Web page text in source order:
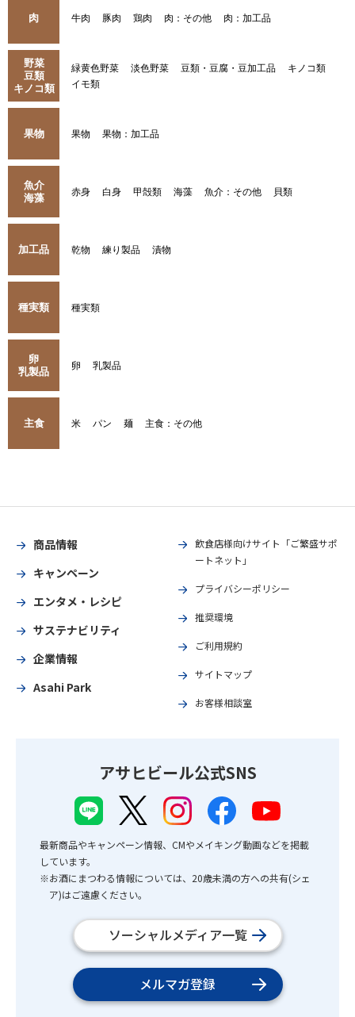
肉 牛肉 豚肉 鶏肉 肉：その他 肉：加工品
野菜
豆類
キノコ類
緑黄色野菜 淡色野菜 豆類・豆腐・豆加工品
キノコ類
イモ類
果物 果物 果物：加工品
魚介
海藻
赤身 白身 甲殻類 海藻 魚介：その他 貝類
加工品 乾物 練り製品 漬物
種実類 種実類
卵
乳製品
卵 乳製品
主食 米 パン 麺 主食：その他
商品情報
キャンペーン
エンタメ・レシピ
サステナビリティ
企業情報
Asahi Park
飲食店様向けサイト「ご繁盛サポ
ートネット」
プライバシーポリシー
推奨環境
ご利用規約
サイトマップ
お客様相談室
アサヒビール公式SNS
最新商品やキャンペーン情報、CMやメイキング動画などを掲載
しています。
※お酒にまつわる情報については、20歳未満の方への共有(シェ
ア)はご遠慮ください。
ソーシャルメディア一覧
メルマガ登録